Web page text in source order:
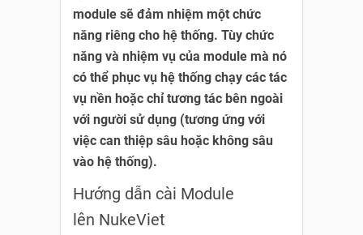
module sẽ đảm nhiệm một chức
năng riêng cho hệ thống. Tùy chức
năng và nhiệm vụ của module mà nó
có thể phục vụ hệ thống chạy các tác
vụ nền hoặc chỉ tương tác bên ngoài
với người sử dụng (tương ứng với
việc can thiệp sâu hoặc không sâu
vào hệ thống).
Hướng dẫn cài Module
lên NukeViet